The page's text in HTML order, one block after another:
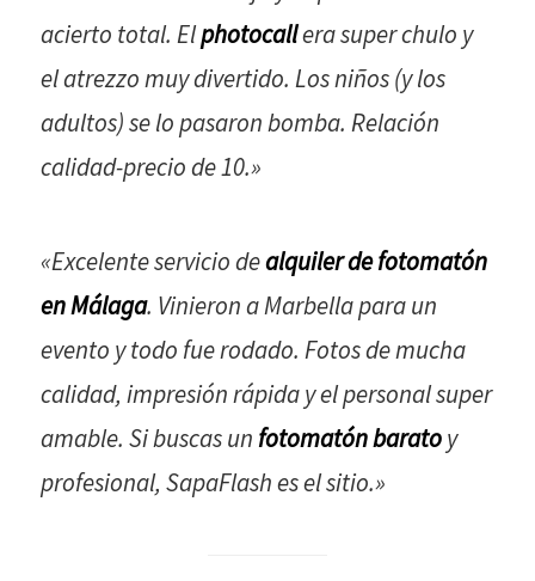
acierto total. Elphotocallera super chulo y
el atrezzo muy divertido. Los niños (y los
adultos) se lo pasaron bomba. Relación
calidad-precio de 10.»
«Excelente servicio dealquiler de fotomatón
en Málaga. Vinieron a Marbella para un
evento y todo fue rodado. Fotos de mucha
calidad, impresión rápida y el personal super
amable. Si buscas unfotomatón baratoy
profesional, SapaFlash es el sitio.»